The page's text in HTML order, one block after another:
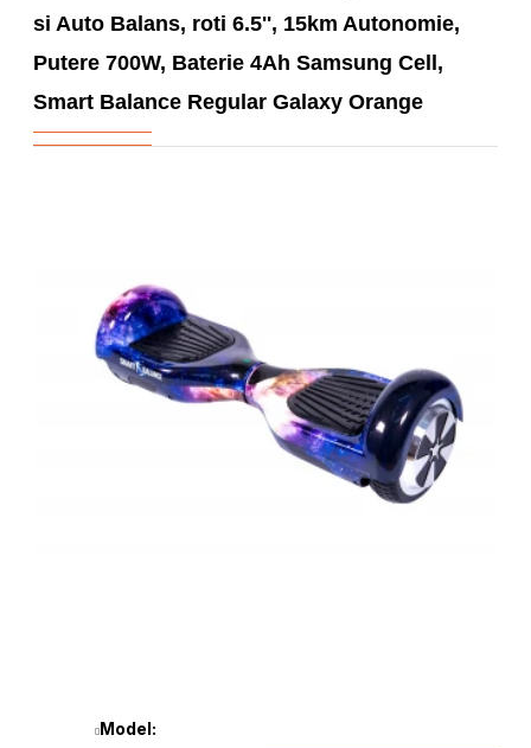
si Auto Balans, roti 6.5'', 15km Autonomie,
Putere 700W, Baterie 4Ah Samsung Cell,
Smart Balance Regular Galaxy Orange
Model: